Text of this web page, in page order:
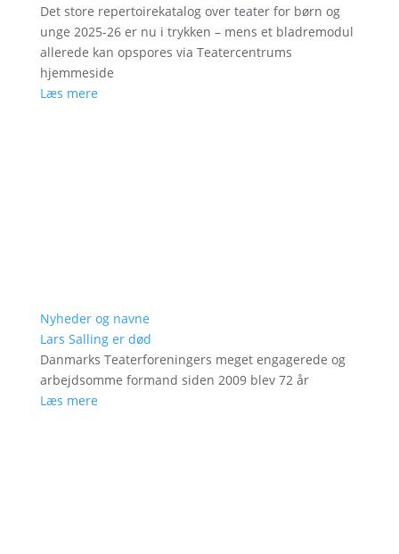
Det store repertoirekatalog over teater for børn og
unge 2025-26 er nu i trykken – mens et bladremodul
allerede kan opspores via Teatercentrums
hjemmeside
Læs mere
Nyheder og navne
Lars Salling er død
Danmarks Teaterforeningers meget engagerede og
arbejdsomme formand siden 2009 blev 72 år
Læs mere